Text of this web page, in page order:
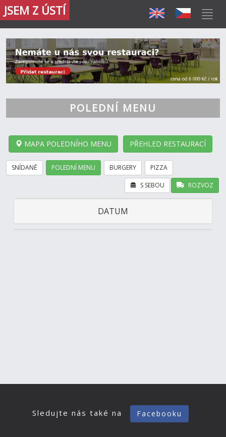
JSEM Z ÚSTÍ
POLEDNÍ MENU
MAPA POLEDNÍHO MENU PŘEHLED RESTAURACÍ
SNÍDANĚ POLEDNÍ MENU BURGERY PIZZA
ROZVOZ
S SEBOU
DATUM
Sledujte nás také na Facebooku